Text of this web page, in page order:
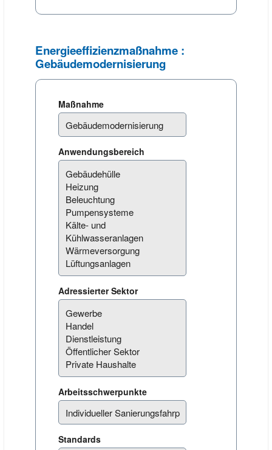
Energieeffizienzmaßnahme :
Gebäudemodernisierung
Maßnahme
Anwendungsbereich
Adressierter Sektor
Arbeitsschwerpunkte
Standards